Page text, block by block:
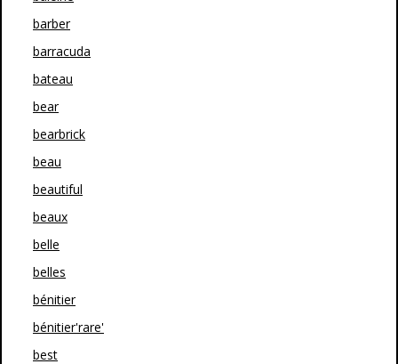
barber
barracuda
bateau
bear
bearbrick
beau
beautiful
beaux
belle
belles
bénitier
bénitier'rare'
best